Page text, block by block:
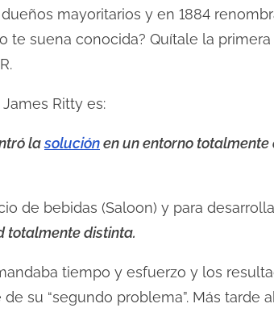
mayoritarios y en 1884
te suena conocida? Quítale la
Ritty es:
lasoluciónen un entorno totalmente
de bebidas (Saloon) y para
totalmente distinta.
tiempo y esfuerzo y los
su “segundo problema”. Más tarde